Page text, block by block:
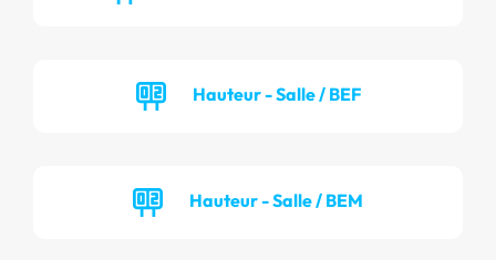
Hauteur - Salle / BEF
Hauteur - Salle / BEM